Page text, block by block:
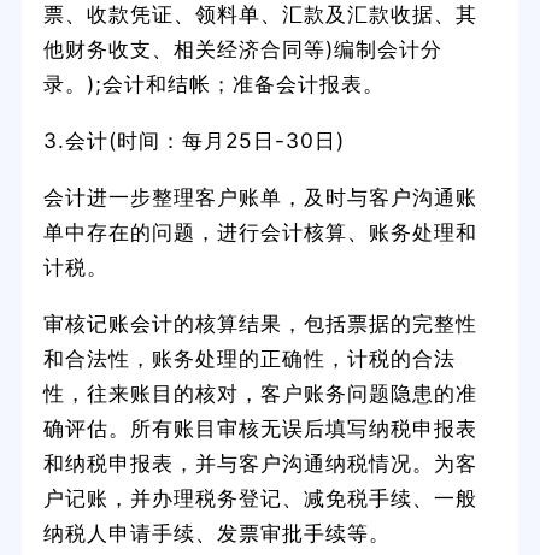
票、收款凭证、领料单、汇款及汇款收据、其
他财务收支、相关经济合同等)编制会计分
录。);会计和结帐；准备会计报表。
3.会计(时间：每月25日-30日)
会计进一步整理客户账单，及时与客户沟通账
单中存在的问题，进行会计核算、账务处理和
计税。
审核记账会计的核算结果，包括票据的完整性
和合法性，账务处理的正确性，计税的合法
性，往来账目的核对，客户账务问题隐患的准
确评估。所有账目审核无误后填写纳税申报表
和纳税申报表，并与客户沟通纳税情况。为客
户记账，并办理税务登记、减免税手续、一般
纳税人申请手续、发票审批手续等。